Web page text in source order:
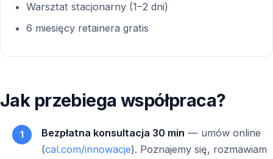
Warsztat stacjonarny (1–2 dni)
6 miesięcy retainera gratis
Jak przebiega współpraca?
Bezpłatna konsultacja 30 min — umów online
(cal.com/innowacje). Poznajemy się, rozmawiam